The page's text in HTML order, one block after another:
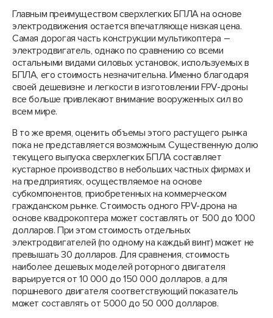
Главным преимуществом сверхлегких БПЛА на основе
электродвижения остается впечатляюще низкая цена.
Самая дорогая часть конструкции мультикоптера –
электродвигатель, однако по сравнению со всеми
остальными видами силовых установок, используемых в
БПЛА, его стоимость незначительна. Именно благодаря
своей дешевизне и легкости в изготовлении FPV-дроны
все больше привлекают внимание вооруженных сил во
всем мире.
В то же время, оценить объемы этого растущего рынка
пока не представляется возможным. Существенную долю
текущего выпуска сверхлегких БПЛА составляет
кустарное производство в небольших частных фирмах и
на предприятиях, осуществляемое на основе
субкомпонентов, приобретенных на коммерческом
гражданском рынке. Стоимость одного FPV-дрона на
основе квадрокоптера может составлять от 500 до 1000
долларов. При этом стоимость отдельных
электродвигателей (по одному на каждый винт) может не
превышать 30 долларов. Для сравнения, стоимость
наиболее дешевых моделей роторного двигателя
варьируется от 10 000 до 150 000 долларов, а для
поршневого двигателя соответствующий показатель
может составлять от 5000 до 50 000 долларов.